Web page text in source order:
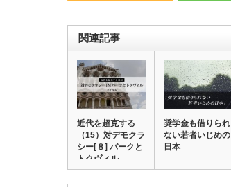
関連記事
近代を超克する
（15）対デモクラ
シー[８] バークと
トクヴィル
奨学金も借りられ
ない若者いじめの
日本